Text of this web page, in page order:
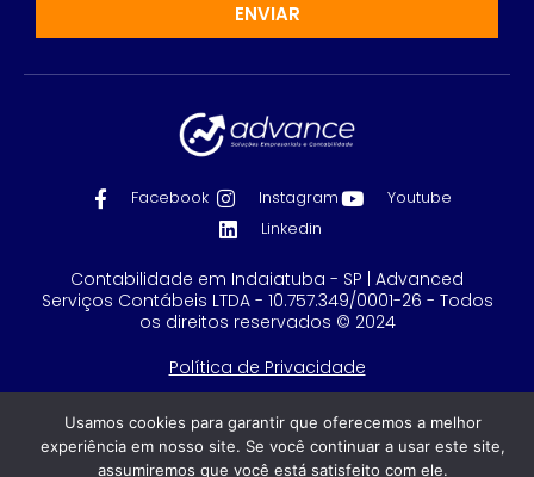
ENVIAR
Facebook Instagram
Youtube
Linkedin
Contabilidade em Indaiatuba - SP | Advanced
Serviços Contábeis LTDA - 10.757.349/0001-26 - Todos
os direitos reservados © 2024
Política de Privacidade
Feito com
por GRUPO DPG
Usamos cookies para garantir que oferecemos a melhor
experiência em nosso site. Se você continuar a usar este site,
assumiremos que você está satisfeito com ele.